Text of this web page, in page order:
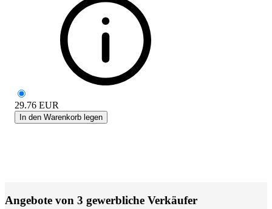
29.76 EUR
In den Warenkorb legen
Angebote von 3 gewerbliche Verkäufer